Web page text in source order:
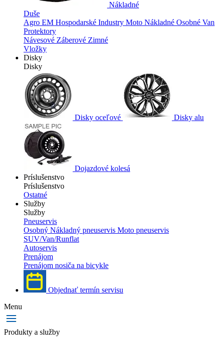
Nákladné
Duše
Agro EM Hospodarské Industry Moto Nákladné Osobné Van
Protektory
Návesové Záberové Zimné
Vložky
Disky
Disky
Disky oceľové Disky alu
Dojazdové kolesá
Príslušenstvo
Príslušenstvo
Ostatné
Služby
Služby
Pneuservis
Osobný Nákladný pneuservis Moto pneuservis
SUV/Van/Runflat
Autoservis
Prenájom
Prenájom nosiča na bicykle
Objednať termín servisu
Menu
Produkty a služby